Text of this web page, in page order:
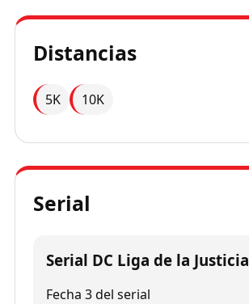
Distancias
5K 10K
Serial
Serial DC Liga de la Justicia
Fecha 3 del serial